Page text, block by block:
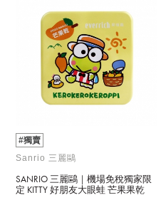
#獨賣
Sanrio 三麗鷗
SANRIO 三麗鷗｜機場免稅獨家限
定 KITTY 好朋友大眼蛙 芒果果乾